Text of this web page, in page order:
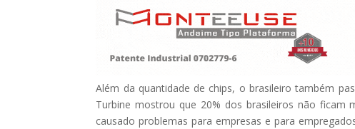
Além da quantidade de chips, o brasileiro também
Turbine mostrou que 20% dos brasileiros não ficam
causado problemas para empresas e para